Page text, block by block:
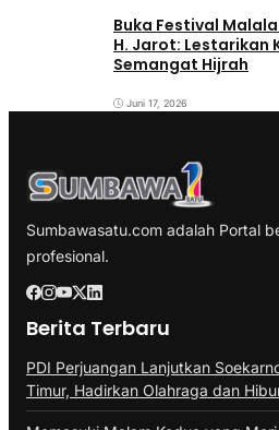
Buka Festival
H. Jarot: Lestarikan
Semangat Hijrah
Juni 17, 2026
Sumbawasatu.com adalah Portal
profesional.
Berita Terbaru
PDI Perjuangan Lanjutkan
Timur, Hadirkan Olahraga dan